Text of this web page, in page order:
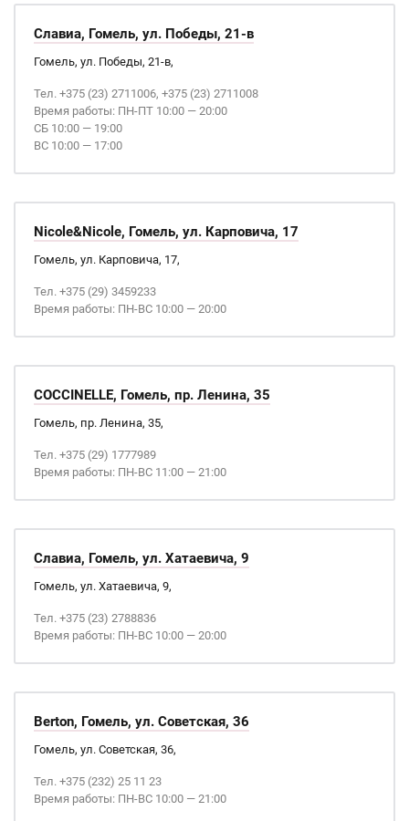
Славиа, Гомель, ул. Победы, 21-в
Гомель, ул. Победы, 21-в,
Тел. +375 (23) 2711006, +375 (23) 2711008
Время работы: ПН-ПТ 10:00 — 20:00
СБ 10:00 — 19:00
ВС 10:00 — 17:00
Nicole&Nicole, Гомель, ул. Карповича, 17
Гомель, ул. Карповича, 17,
Тел. +375 (29) 3459233
Время работы: ПН-ВС 10:00 — 20:00
COCCINELLE, Гомель, пр. Ленина, 35
Гомель, пр. Ленина, 35,
Тел. +375 (29) 1777989
Время работы: ПН-ВС 11:00 — 21:00
Славиа, Гомель, ул. Хатаевича, 9
Гомель, ул. Хатаевича, 9,
Тел. +375 (23) 2788836
Время работы: ПН-ВС 10:00 — 20:00
Berton, Гомель, ул. Советская, 36
Гомель, ул. Советская, 36,
Тел. +375 (232) 25 11 23
Время работы: ПН-ВС 10:00 — 21:00